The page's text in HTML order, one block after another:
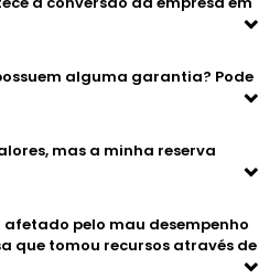
alguma garantia? Pode
mas a minha reserva
pelo mau desempenho
que tomou recursos através de